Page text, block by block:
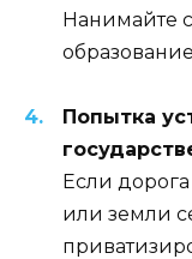
Нанимайте
Попытка
Если
или земли